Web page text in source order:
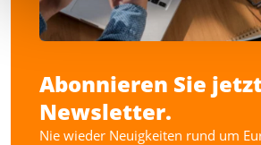
Abonnieren Sie
Newsletter.
Nie wieder Neuigkeiten rund um